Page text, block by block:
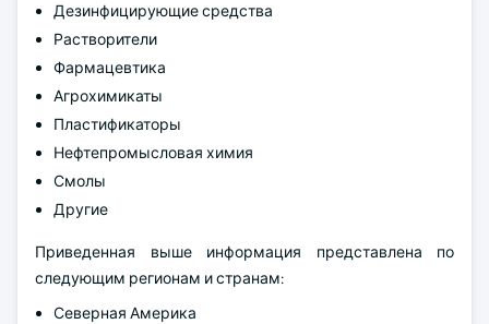
Дезинфицирующие средства
Растворители
Фармацевтика
Агрохимикаты
Пластификаторы
Нефтепромысловая химия
Смолы
Другие
Приведенная выше информация представлена по
следующим регионам и странам:
Северная Америка